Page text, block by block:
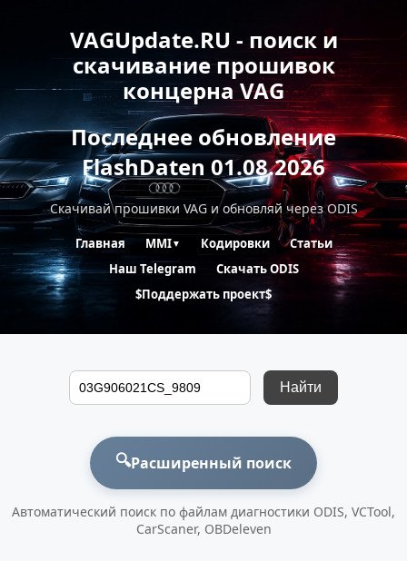
VAGUpdate.RU - поиск и
скачивание прошивок
концерна VAG
Последнее обновление
FlashDaten 01.08.2026
Скачивай прошивки VAG и обновляй через ODIS
Главная MMI▼ Кодировки
Статьи
Наш Telegram
Скачать ODIS
$Поддержать проект$
Найти
🔍Расширенный поиск
Автоматический поиск по файлам диагностики ODIS, VCTool,
CarScaner, OBDeleven